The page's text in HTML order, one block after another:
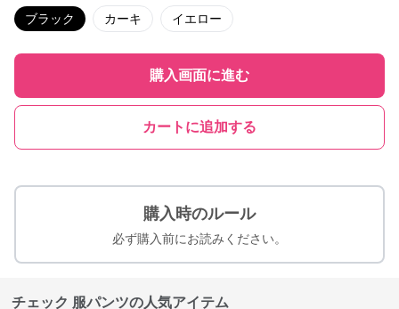
ブラック カーキ イエロー
購入画面に進む
カートに追加する
購入時のルール
必ず購入前にお読みください。
チェック 服パンツの人気アイテム